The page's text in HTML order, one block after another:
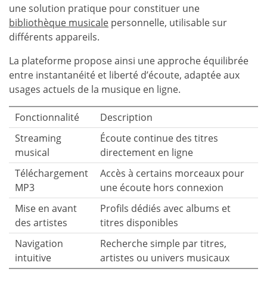
une solution pratique pour constituer une
bibliothèque musicale personnelle, utilisable sur
différents appareils.
La plateforme propose ainsi une approche équilibrée
entre instantanéité et liberté d’écoute, adaptée aux
usages actuels de la musique en ligne.
Fonctionnalité
Description
Streaming
musical
Écoute continue des titres
directement en ligne
Téléchargement
MP3
Accès à certains morceaux pour
une écoute hors connexion
Mise en avant
des artistes
Profils dédiés avec albums et
titres disponibles
Navigation
intuitive
Recherche simple par titres,
artistes ou univers musicaux